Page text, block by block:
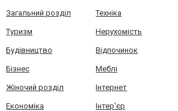
Загальний розділ Техніка
Туризм Нерухомість
Будівництво Відпочинок
Бізнес Меблі
Жіночий розділ Інтернет
Економіка Інтер'єр